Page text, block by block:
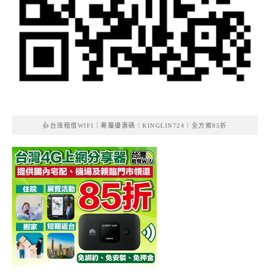
👍台灣租借WIFI｜專屬優惠碼｜KINGLIN724｜全方案85折